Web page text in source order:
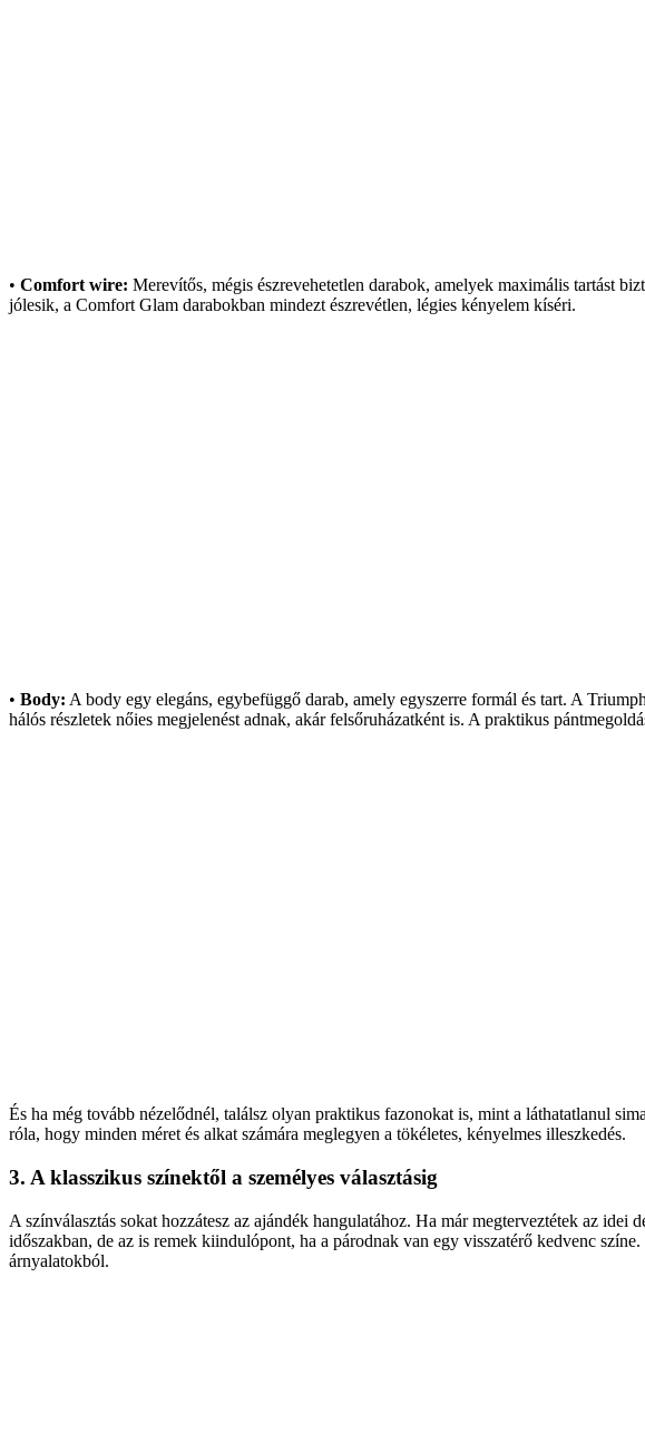
• Comfort wire: Merevítős, mégis észrevehetetlen darabok, amelyek maximális tartást
jólesik, a Comfort Glam darabokban mindezt észrevétlen, légies kényelem kíséri.
• Body: A body egy elegáns, egybefüggő darab, amely egyszerre formál és tart. A
hálós részletek nőies megjelenést adnak, akár felsőruházatként is. A praktikus
És ha még tovább nézelődnél, találsz olyan praktikus fazonokat is, mint a láthatatlanul
róla, hogy minden méret és alkat számára meglegyen a tökéletes, kényelmes illeszkedés.
3. A klasszikus színektől a személyes választásig
A színválasztás sokat hozzátesz az ajándék hangulatához. Ha már megterveztétek az idei
időszakban, de az is remek kiindulópont, ha a párodnak van egy visszatérő kedvenc színe.
árnyalatokból.